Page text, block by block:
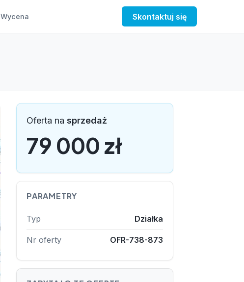
Wycena Skontaktuj się
Oferta na sprzedaż
79 000 zł
PARAMETRY
Typ Działka
Nr oferty OFR-738-873